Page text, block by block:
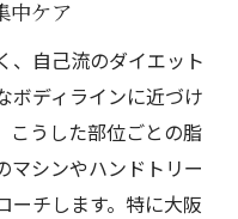
施術内容を解説
ステ特徴を比較
痩身エステ
痩身エステ施術法
中ケア
、自己流のダイエット
ボディラインに近づけ
こうした部位ごとの脂
マシンやハンドトリー
ーチします。特に大阪